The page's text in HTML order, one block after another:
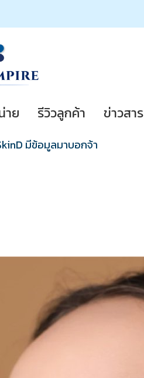
าย รีวิวลูกค้า ข่าวสาร
มีข้อมูลมาบอกจ้า